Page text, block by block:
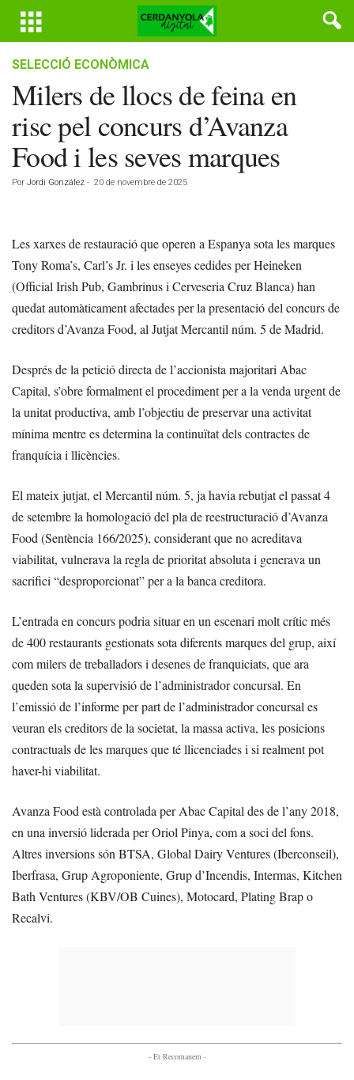
SELECCIÓ ECONÒMICA
Milers de llocs de feina en
risc pel concurs d’Avanza
Food i les seves marques
Por Jordi González - 20 de novembre de 2025
Les xarxes de restauració que operen a Espanya sota les marques
Tony Roma’s, Carl’s Jr. i les enseyes cedides per Heineken
(Official Irish Pub, Gambrinus i Cerveseria Cruz Blanca) han
quedat automàticament afectades per la presentació del concurs de
creditors d’Avanza Food, al Jutjat Mercantil núm. 5 de Madrid.
Després de la petició directa de l’accionista majoritari Abac
Capital, s’obre formalment el procediment per a la venda urgent de
la unitat productiva, amb l’objectiu de preservar una activitat
mínima mentre es determina la continuïtat dels contractes de
franquícia i llicències.
El mateix jutjat, el Mercantil núm. 5, ja havia rebutjat el passat 4
de setembre la homologació del pla de reestructuració d’Avanza
Food (Sentència 166/2025), considerant que no acreditava
viabilitat, vulnerava la regla de prioritat absoluta i generava un
sacrifici “desproporcionat” per a la banca creditora.
L’entrada en concurs podria situar en un escenari molt crític més
de 400 restaurants gestionats sota diferents marques del grup, així
com milers de treballadors i desenes de franquiciats, que ara
queden sota la supervisió de l’administrador concursal. En
l’emissió de l’informe per part de l’administrador concursal es
veuran els creditors de la societat, la massa activa, les posicions
contractuals de les marques que té llicenciades i si realment pot
haver-hi viabilitat.
Avanza Food està controlada per Abac Capital des de l’any 2018,
en una inversió liderada per Oriol Pinya, com a soci del fons.
Altres inversions són BTSA, Global Dairy Ventures (Iberconseil),
Iberfrasa, Grup Agroponiente, Grup d’Incendis, Intermas, Kitchen
Bath Ventures (KBV/OB Cuines), Motocard, Plating Brap o
Recalvi.
- Et Recomanem -